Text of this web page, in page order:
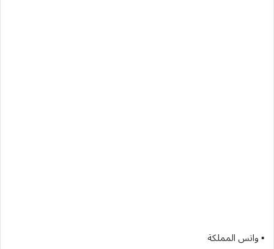
▪︎ واتس المملكة